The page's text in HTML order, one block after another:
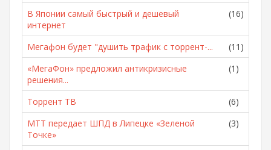
В Японии самый быстрый и дешевый
интернет
(16)
Мегафон будет "душить трафик с торрент-...
(11)
«МегаФон» предложил антикризисные
решения...
(1)
Торрент ТВ
(6)
МТТ передает ШПД в Липецке «Зеленой
Точке»
(3)